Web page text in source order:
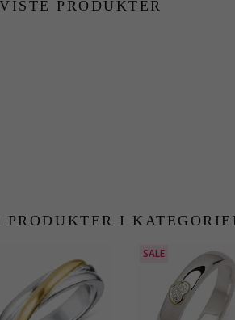
PRODUKTER
I
SALE